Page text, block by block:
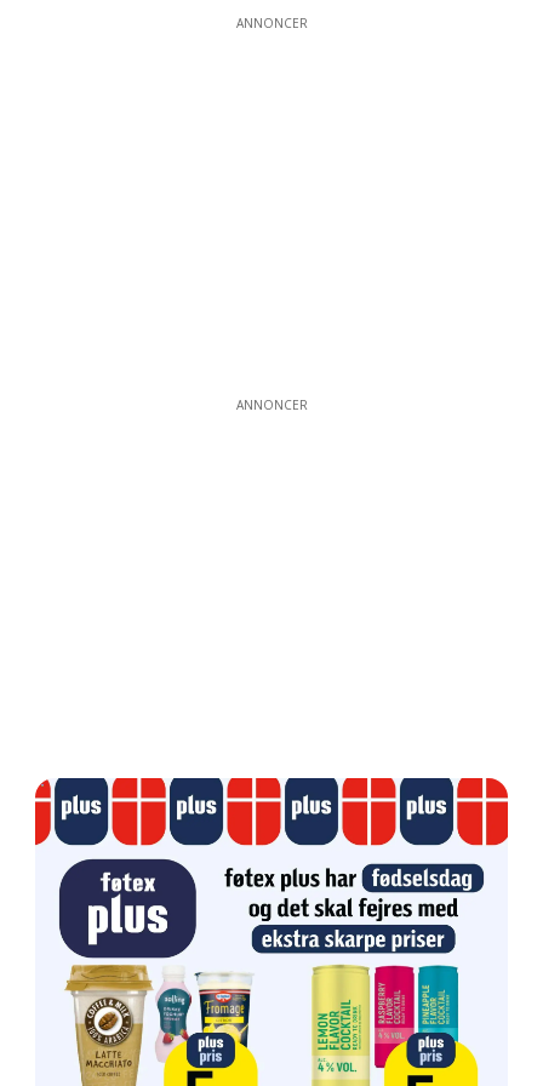
ANNONCER
ANNONCER